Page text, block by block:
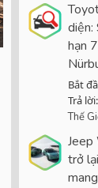
diện:
hạn
Bắt
Trả
Thế
trở